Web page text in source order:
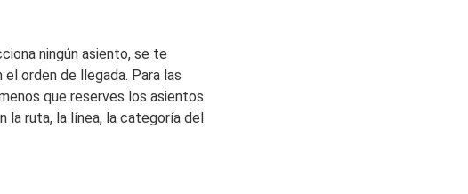
ningún asiento, se te
orden de llegada. Para las
que reserves los asientos
la ruta, la línea, la categoría del